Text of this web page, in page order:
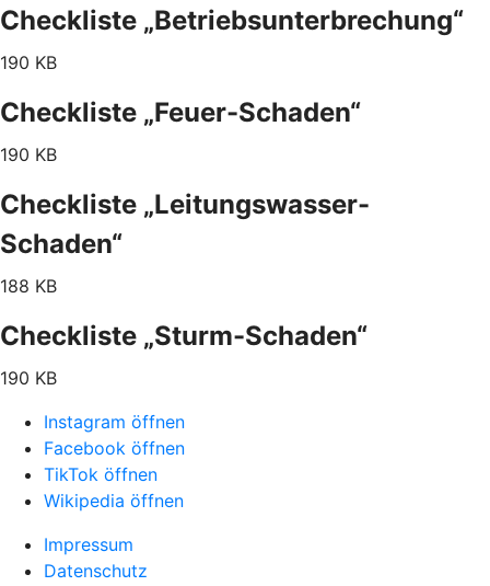
Checkliste „Betriebsunterbrechung“
190 KB
Checkliste „Feuer-Schaden“
190 KB
Checkliste „Leitungswasser-
Schaden“
188 KB
Checkliste „Sturm-Schaden“
190 KB
Instagram öffnen
Facebook öffnen
TikTok öffnen
Wikipedia öffnen
Impressum
Datenschutz